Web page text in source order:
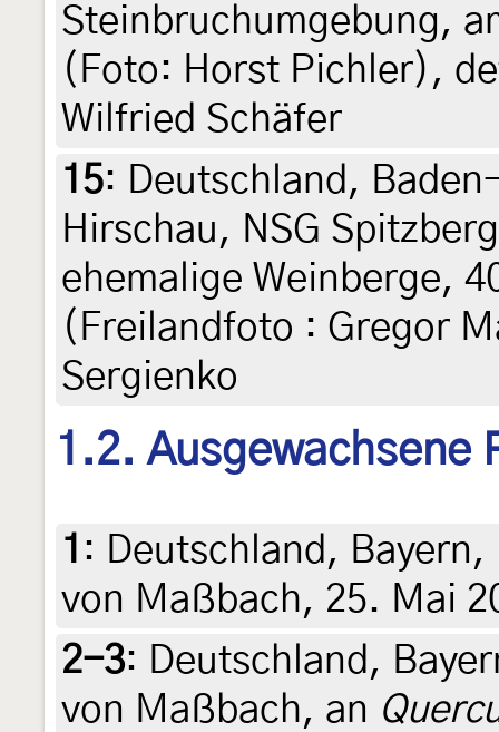
Steinbruchumgebung,
(Foto: Horst Pichler),
Wilfried Schäfer
15: Deutschland,
Hirschau, NSG
ehemalige Weinberge,
(Freilandfoto : Gregor
Sergienko
1.2. Ausgewachsene
1 : Deutschland,
von Maßbach, 25. Mai
2-3: Deutschland,
von Maßbach, an